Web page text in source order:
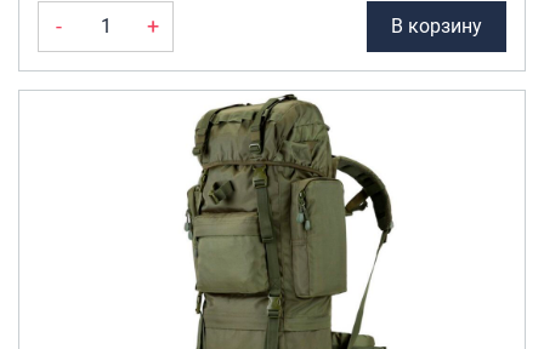
Чёрный с
синим
(1)
Шахматы(1)
(4)
(1)
- + В корзину